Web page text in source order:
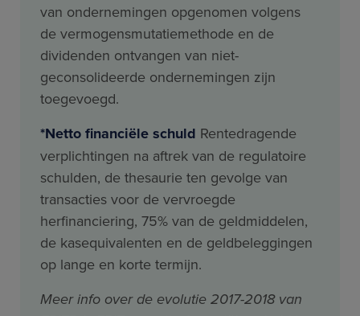
van ondernemingen opgenomen volgens
de vermogensmutatiemethode en de
dividenden ontvangen van niet-
geconsolideerde ondernemingen zijn
toegevoegd.
*Netto financiële schuld Rentedragende
verplichtingen na aftrek van de regulatoire
schulden, de thesaurie ten gevolge van
transacties voor de vervroegde
herfinanciering, 75% van de geldmiddelen,
de kasequivalenten en de geldbeleggingen
op lange en korte termijn.
Meer info over de evolutie 2017-2018 van